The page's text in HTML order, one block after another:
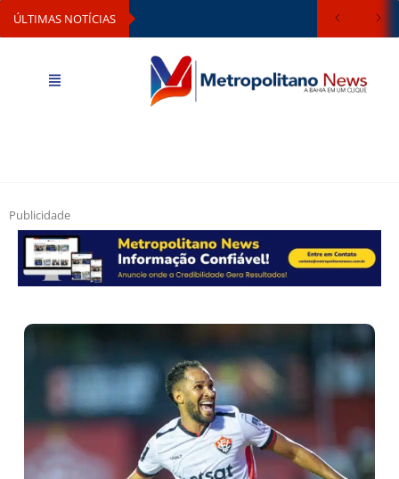
ÚLTIMAS NOTÍCIAS
Publicidade